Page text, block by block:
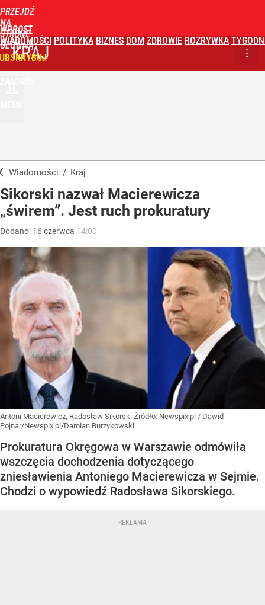
PRZEJDŹ
NA
STRONĘ
GŁÓWNĄ
WPROST
WIADOMOŚCI POLITYKA BIZNES DOM ZDROWIE ROZRYWKA
KRAJ
Wiadomości / Kraj
Sikorski nazwał Macierewicza
„świrem”. Jest ruch prokuratury
Dodano: 16czerwca 14:00
Antoni Macierewicz, Radosław Sikorski Źródło: Newspix.pl / Dawid
Pojnar/Newspix.pl/Damian Burzykowski
Prokuratura Okręgowa w Warszawie odmówiła
wszczęcia dochodzenia dotyczącego
zniesławienia Antoniego Macierewicza w Sejmie.
Chodzi o wypowiedź Radosława Sikorskiego.